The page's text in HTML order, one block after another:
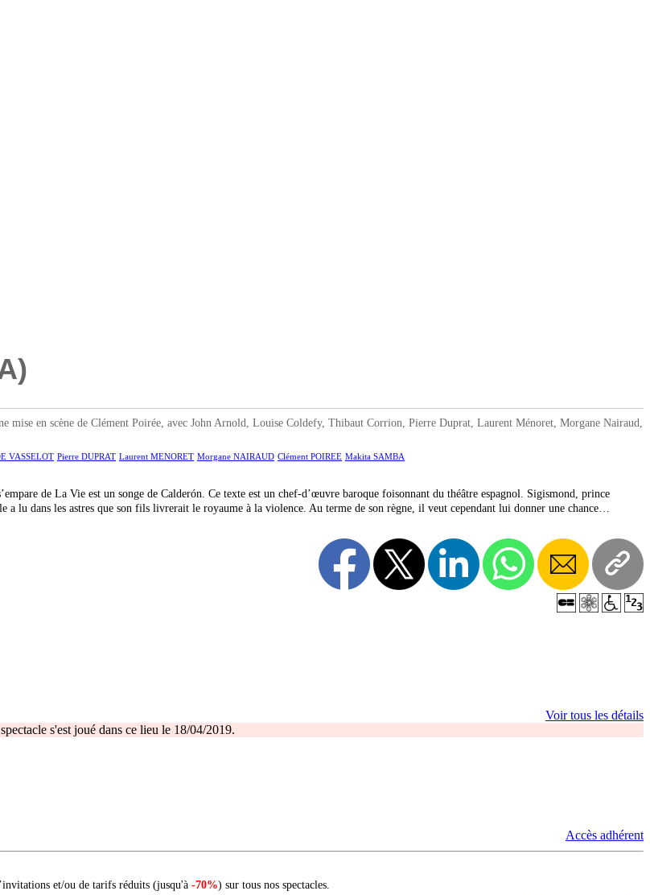
en scène de Clément Poirée, avec John Arnold, Louise Coldefy, Thibaut Corrion, Pierre Duprat, Laurent Ménoret, Morgane Nairaud,
VASSELOT Pierre DUPRAT Laurent MENORET Morgane NAIRAUD Clément POIREE Makita SAMBA
de La Vie est un songe de Calderón. Ce texte est un chef-d’œuvre baroque foisonnant du théâtre espagnol. Sigismond, prince
a lu dans les astres que son fils livrerait le royaume à la violence. Au terme de son règne, il veut cependant lui donner une chance…
Voir tous les détails
s'est joué dans ce lieu le 18/04/2019.
Accès adhérent
et/ou de tarifs réduits (jusqu'à -70%) sur tous nos spectacles.